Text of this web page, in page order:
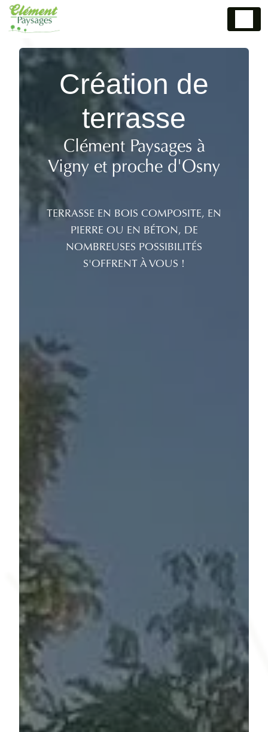
Création de
terrasse
Clément Paysages à
Vigny et proche d'Osny
TERRASSE EN BOIS COMPOSITE, EN
PIERRE OU EN BÉTON, DE
NOMBREUSES POSSIBILITÉS
S'OFFRENT À VOUS !
Panneau de gestion des cookies